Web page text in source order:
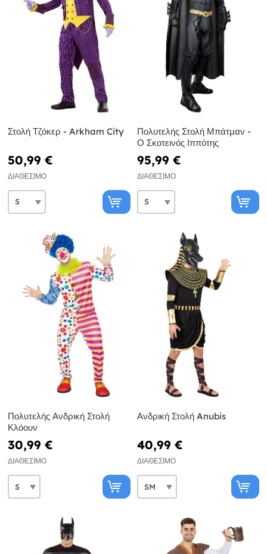
Στολή Τζόκερ - Arkham City
50,99 €
ΔΙΑΘΈΣΙΜΟ
Πολυτελής Στολή Μπάτμαν -
Ο Σκοτεινός Ιππότης
95,99 €
ΔΙΑΘΈΣΙΜΟ
Πολυτελής Ανδρική Στολή
Κλόουν
30,99 €
ΔΙΑΘΈΣΙΜΟ
Ανδρική Στολή Anubis
40,99 €
ΔΙΑΘΈΣΙΜΟ